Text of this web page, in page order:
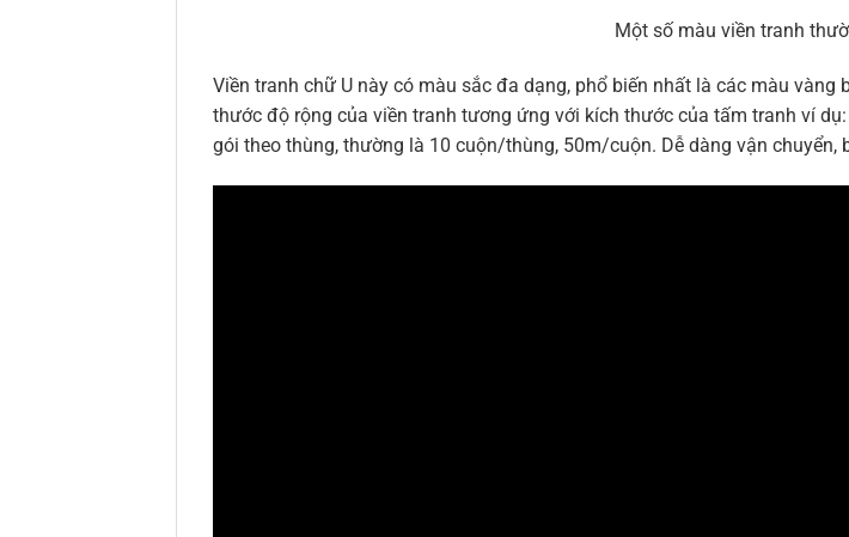
Một số màu viền tranh
Viền tranh chữ U này có màu sắc đa dạng, phổ biến nhất là các màu
thước độ rộng của viền tranh tương ứng với kích thước của tấm tranh ví
gói theo thùng, thường là 10 cuộn/thùng, 50m/cuộn. Dễ dàng vận